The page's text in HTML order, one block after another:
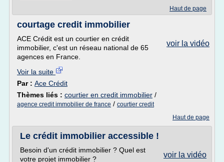
Haut de page
courtage credit immobilier
voir la vidéo
ACE Crédit est un courtier en crédit
immobilier, c'est un réseau national de 65
agences en France.
Voir la suite
Par : Ace Crédit
Thèmes liés : courtier en credit immobilier /
agence credit immobilier de france / courtier credit
Haut de page
Le crédit immobilier accessible !
voir la vidéo
Besoin d'un crédit immobilier ? Quel est
votre projet immobilier ?